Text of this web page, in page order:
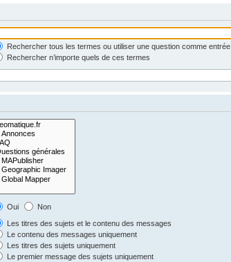
Rechercher tous les termes ou utiliser une question comme entrée
Rechercher n’importe quels de ces termes
Oui
Non
Les titres des sujets et le contenu des messages
Le contenu des messages uniquement
Les titres des sujets uniquement
Le premier message des sujets uniquement